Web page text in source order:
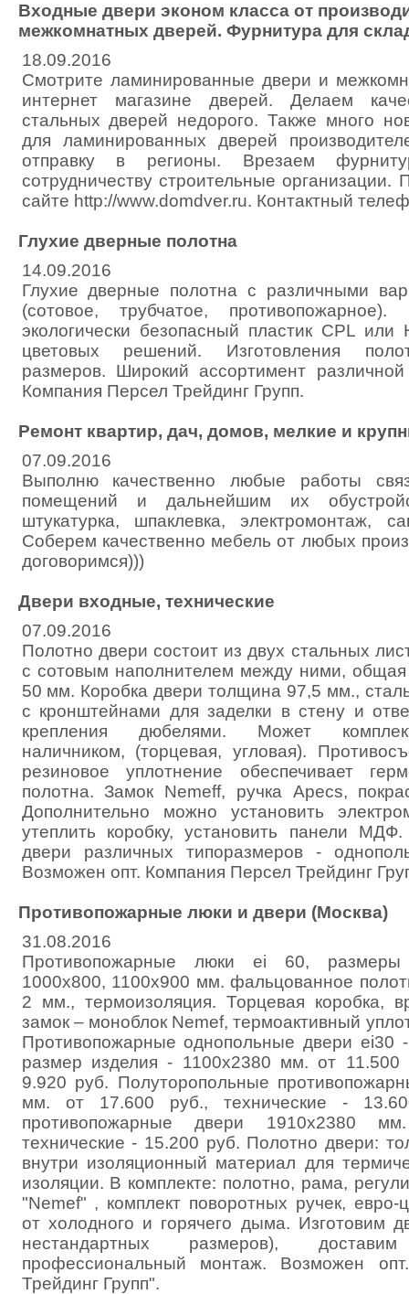
Входные двери эконом класса от
межкомнатных дверей. Фурнитура для
18.09.2016
Смотрите ламинированные двери и
интернет магазине дверей. Делаем
стальных дверей недорого. Также много
для ламинированных дверей
отправку в регионы. Врезаем
сотрудничеству строительные
сайте http://www.domdver.ru. Контактный
Глухие дверные полотна
14.09.2016
Глухие дверные полотна с различными
(сотовое, трубчатое, противопожарное).
экологически безопасный пластик CPL
цветовых решений. Изготовления
размеров. Широкий ассортимент
Компания Персел Трейдинг Групп.
Ремонт квартир, дач, домов, мелкие и
07.09.2016
Выполню качественно любые работы
помещений и дальнейшим их
штукатурка, шпаклевка, электромонтаж,
Соберем качественно мебель от любых
договоримся)))
Двери входные, технические
07.09.2016
Полотно двери состоит из двух стальных
с сотовым наполнителем между ними, общая
50 мм. Коробка двери толщина 97,5 мм.,
с кронштейнами для заделки в стену и
крепления дюбелями. Может
наличником, (торцевая, угловая).
резиновое уплотнение обеспечивает
полотна. Замок Nemeff, ручка Apecs,
Дополнительно можно установить
утеплить коробку, установить панели
двери различных типоразмеров -
Возможен опт. Компания Персел Трейдинг
Противопожарные люки и двери (Москва)
31.08.2016
Противопожарные люки ei 60, размеры
1000х800, 1100х900 мм. фальцованное
2 мм., термоизоляция. Торцевая коробка,
замок – моноблок Nemef, термоактивный
Противопожарные однопольные двери ei30
размер изделия - 1100х2380 мм. от 11.500
9.920 руб. Полуторопольные
мм. от 17.600 руб., технические -
противопожарные двери 1910х2380
технические - 15.200 руб. Полотно двери:
внутри изоляционный материал для
изоляции. В комплекте: полотно, рама,
"Nemef" , комплект поворотных ручек, евро-
от холодного и горячего дыма. Изготовим
нестандартных размеров),
профессиональный монтаж. Возможен
Трейдинг Групп".